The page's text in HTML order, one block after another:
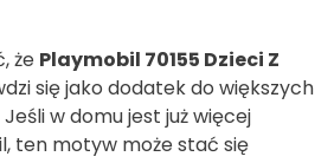
że Playmobil 70155 Dzieci Z
się jako dodatek do większych
w domu jest już więcej
ten motyw może stać się